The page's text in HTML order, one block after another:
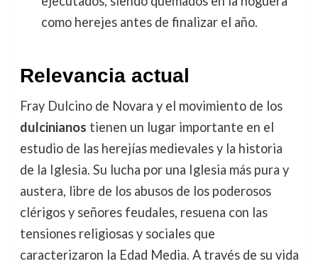
como herejes antes de finalizar el año.
Relevancia actual
Fray Dulcino de Novara y el movimiento de los
dulcinianos tienen un lugar importante en el
estudio de las herejías medievales y la historia
de la Iglesia. Su lucha por una Iglesia más pura y
austera, libre de los abusos de los poderosos
clérigos y señores feudales, resuena con las
tensiones religiosas y sociales que
caracterizaron la Edad Media. A través de su vida